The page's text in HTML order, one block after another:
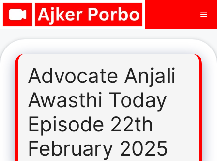
Skip
Advocate Anjali
Awasthi Today
Episode 22th
February 2025